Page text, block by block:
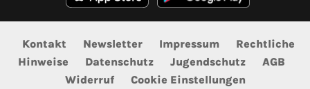
Kontakt Newsletter Impressum
Rechtliche
Hinweise
Datenschutz Jugendschutz
AGB
Widerruf
Cookie Einstellungen